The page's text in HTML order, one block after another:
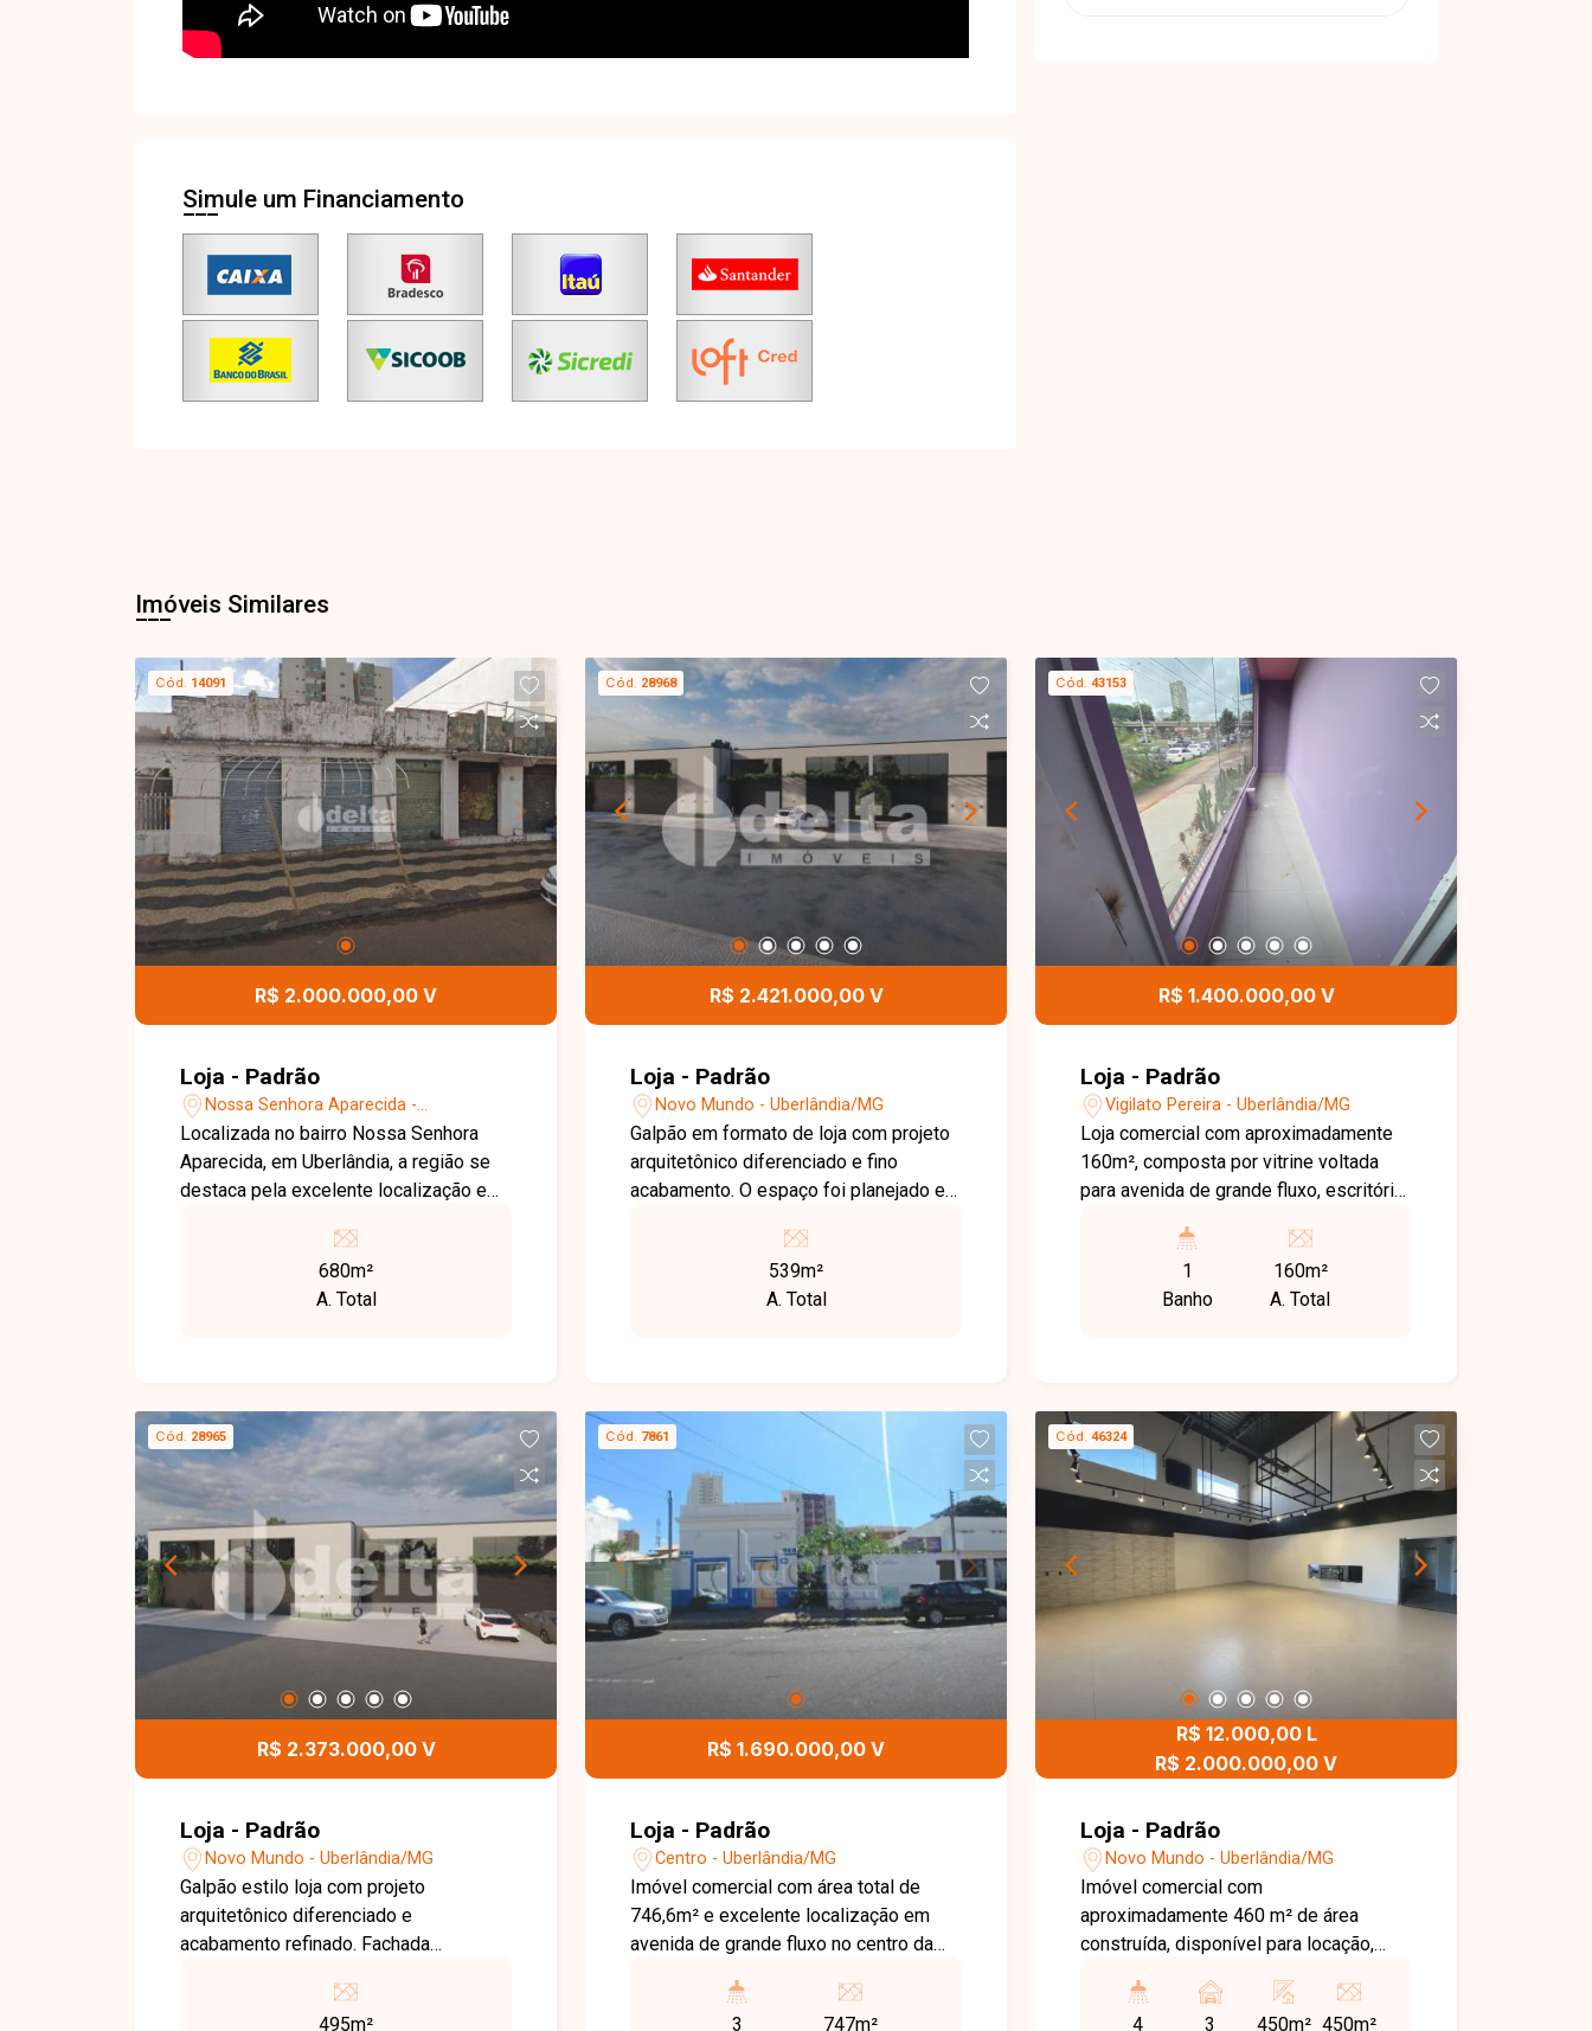
Simule um Financiamento
Imóveis Similares
Cód. 14091
R$ 2.000.000,00 V
Loja - Padrão
Nossa Senhora Aparecida -
Uberlândia/MG
Localizada no bairro Nossa Senhora
Aparecida, em Uberlândia, a região se
destaca pela excelente localização em
acesso ao centro e ampla visibilidade,
sendo ideal para atividades comerciais
e empresas que buscam destaque e
para uso comercial, ideal para
instalação de lojas, empresas ou
empreendimentos que exigem boa
exposição e localização estratégica.
Uma excelente oportunidade para
investidores e empresários que
buscam um ponto comercial com alto
potencial de valorização. Entre em
contato e saiba mais!
680m²
A. Total
Cód. 28968
R$ 2.421.000,00 V
Loja - Padrão
Novo Mundo - Uberlândia/MG
Galpão em formato de loja com projeto
arquitetônico diferenciado e fino
acabamento. O espaço foi planejado em
estacionamento, fachada com
pergolado, portas automatizadas de 6
metros de altura, iluminação natural,
aproximadamente 359,15 m² + 179,75
m² de mezanino, totalizando 538,72 m²
de área construída.
539m²
A. Total
Cód. 43153
R$ 1.400.000,00 V
Loja - Padrão
Vigilato Pereira - Uberlândia/MG
Loja comercial com aproximadamente
160m², composta por vitrine voltada
para avenida de grande fluxo, escritório,
coworking. Localização estratégica,
ideal para lojas de roupas, calçados e
diversos segmentos comerciais.
1
Banho
160m²
A. Total
Cód. 28965
R$ 2.373.000,00 V
Loja - Padrão
Novo Mundo - Uberlândia/MG
Galpão estilo loja com projeto
arquitetônico diferenciado e
acabamento refinado. Fachada
automatizadas de 6m, iluminação
495m²
Cód. 7861
R$ 1.690.000,00 V
Loja - Padrão
Centro - Uberlândia/MG
Imóvel comercial com área total de
746,6m² e excelente localização em
avenida de grande fluxo no centro da
200m² de construção, sendo uma casa
3 747m²
Cód. 46324
R$ 12.000,00 L
R$ 2.000.000,00 V
Loja - Padrão
Novo Mundo - Uberlândia/MG
Imóvel comercial com
aproximadamente 460 m² de área
construída, disponível para locação,
frontal para 2 veículos, maquinário
4 3 450m² 450m²